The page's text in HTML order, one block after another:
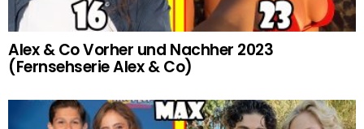
Alex & Co Vorher und Nachher 2023
(Fernsehserie Alex & Co)